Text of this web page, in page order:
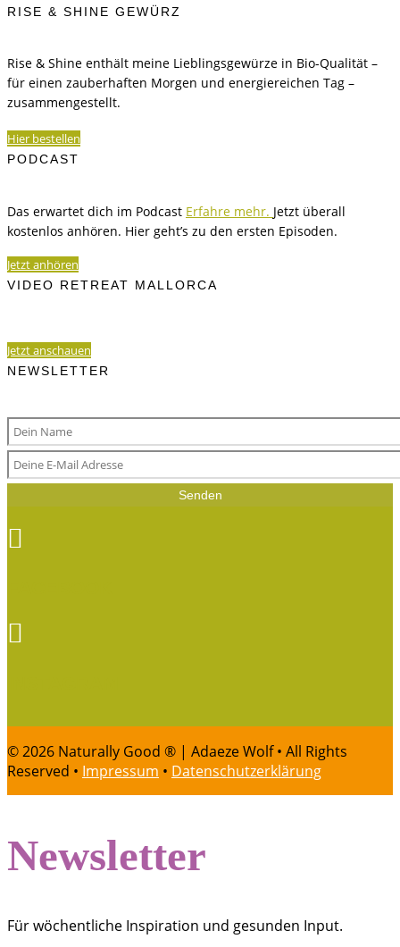
RISE & SHINE GEWÜRZ
Rise & Shine enthält meine Lieblingsgewürze in Bio-Qualität –
für einen zauberhaften Morgen und energiereichen Tag –
zusammengestellt.
Hier bestellen
PODCAST
Das erwartet dich im Podcast Erfahre mehr. Jetzt überall
kostenlos anhören. Hier geht’s zu den ersten Episoden.
Jetzt anhören
VIDEO RETREAT MALLORCA
Jetzt anschauen
NEWSLETTER
Senden


© 2026 Naturally Good ® | Adaeze Wolf • All Rights
Reserved • Impressum • Datenschutzerklärung
Newsletter
Für wöchentliche Inspiration und gesunden Input.